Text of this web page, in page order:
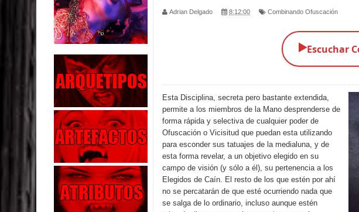
Parte 04: Oídos Sordos
Parte 03: La Traición
Parte 02: Vuelve el Hijo Prodigo
Parte 01: El Comienzo
Parte 01: El Enemigo Interior
Exaltados y Muertos Vivientes
Los Muertos se Levantan (Relato)
Los Monstruos más Buscados
Adrian Delgado 8:12:00 Combinando Ofuscación
▶️Escuchar
Esta Disciplina, secreta pero bastante extendida,
permite a los miembros de la Mano desprenderse de
forma rápida y selectiva de cualquier poder de
Ofuscación o Vicisitud que puedan esta utilizando
para esconder sus tatuajes de la medialuna, y de
esta forma revelar, a un objetivo elegido en su
campo de visión (y sólo a él), su pertenencia a los
Elegidos de Caín. El resto de los que estén por ahí
no se percatarán de que esté ocurriendo nada que
se salga de lo ordinario, incluso aunque estén